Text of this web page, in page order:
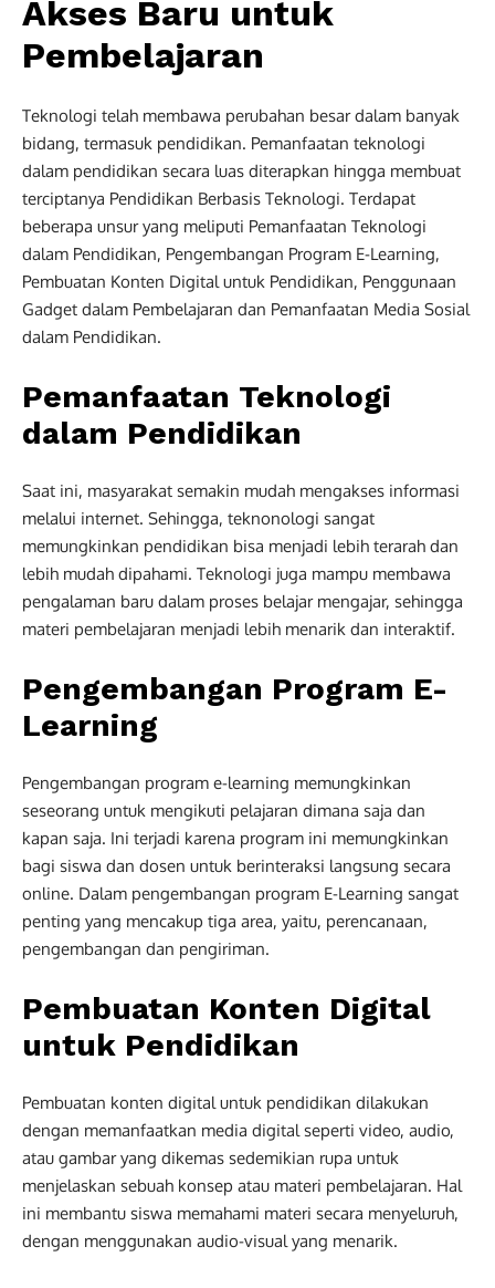
Akses Baru untuk
Pembelajaran
Teknologi telah membawa perubahan besar dalam banyak
bidang, termasuk pendidikan. Pemanfaatan teknologi
dalam pendidikan secara luas diterapkan hingga membuat
terciptanya Pendidikan Berbasis Teknologi. Terdapat
beberapa unsur yang meliputi Pemanfaatan Teknologi
dalam Pendidikan, Pengembangan Program E-Learning,
Pembuatan Konten Digital untuk Pendidikan, Penggunaan
Gadget dalam Pembelajaran dan Pemanfaatan Media Sosial
dalam Pendidikan.
Pemanfaatan Teknologi
dalam Pendidikan
Saat ini, masyarakat semakin mudah mengakses informasi
melalui internet. Sehingga, teknonologi sangat
memungkinkan pendidikan bisa menjadi lebih terarah dan
lebih mudah dipahami. Teknologi juga mampu membawa
pengalaman baru dalam proses belajar mengajar, sehingga
materi pembelajaran menjadi lebih menarik dan interaktif.
Pengembangan Program E-
Learning
Pengembangan program e-learning memungkinkan
seseorang untuk mengikuti pelajaran dimana saja dan
kapan saja. Ini terjadi karena program ini memungkinkan
bagi siswa dan dosen untuk berinteraksi langsung secara
online. Dalam pengembangan program E-Learning sangat
penting yang mencakup tiga area, yaitu, perencanaan,
pengembangan dan pengiriman.
Pembuatan Konten Digital
untuk Pendidikan
Pembuatan konten digital untuk pendidikan dilakukan
dengan memanfaatkan media digital seperti video, audio,
atau gambar yang dikemas sedemikian rupa untuk
menjelaskan sebuah konsep atau materi pembelajaran. Hal
ini membantu siswa memahami materi secara menyeluruh,
dengan menggunakan audio-visual yang menarik.